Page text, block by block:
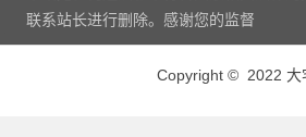
联系站长进行删除。感谢您的监督
Copyright © 2022 大